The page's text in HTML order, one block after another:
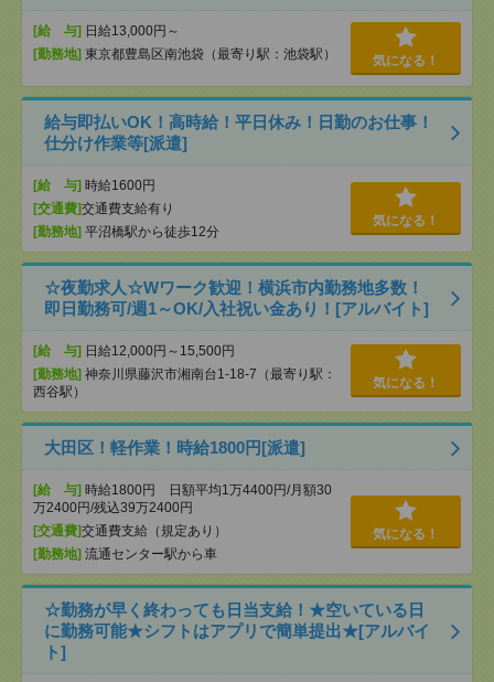
[給 与] 日給13,000円～
[勤務地] 東京都豊島区南池袋（最寄り駅：池袋駅） 気になる！
給与即払いOK！高時給！平日休み！日勤のお仕事！
仕分け作業等[派遣]
[給 与] 時給1600円
[交通費]交通費支給有り
[勤務地] 平沼橋駅から徒歩12分
気になる！
☆夜勤求人☆Wワーク歓迎！横浜市内勤務地多数！
即日勤務可/週1～OK/入社祝い金あり！[アルバイト]
[給 与] 日給12,000円～15,500円
[勤務地] 神奈川県藤沢市湘南台1-18-7（最寄り駅：
西谷駅）
気になる！
大田区！軽作業！時給1800円[派遣]
[給 与] 時給1800円 日額平均1万4400円/月額30
万2400円/残込39万2400円
[交通費]交通費支給（規定あり）
[勤務地] 流通センター駅から車
気になる！
☆勤務が早く終わっても日当支給！★空いている日
に勤務可能★シフトはアプリで簡単提出★[アルバイ
ト]